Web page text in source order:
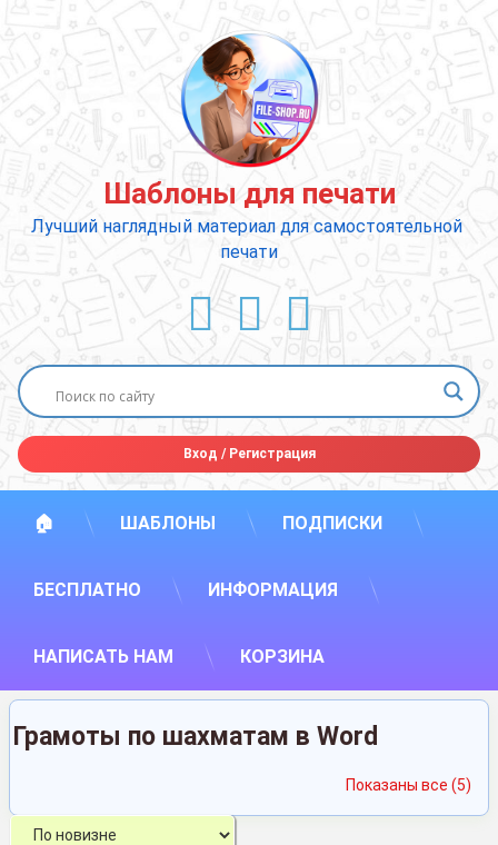
содержимому
Шаблоны для печати
Лучший наглядный материал для самостоятельной
печати
ВКонтакте
YouTube
E-mail
Вход /Регистрация
🏠 ШАБЛОНЫ ПОДПИСКИ
БЕСПЛАТНО ИНФОРМАЦИЯ
НАПИСАТЬ НАМ КОРЗИНА
Грамоты по шахматам в Word
Показаны все (5)